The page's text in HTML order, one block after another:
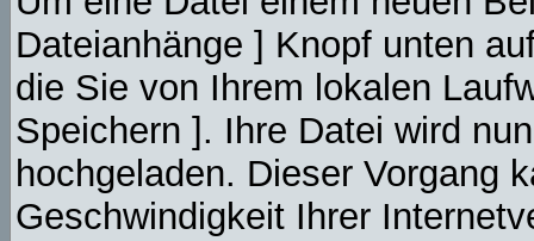
Dateianhänge ] Knopf unten
die Sie von Ihrem lokalen
Speichern ]. Ihre Datei wird
hochgeladen. Dieser Vorgang
Geschwindigkeit Ihrer